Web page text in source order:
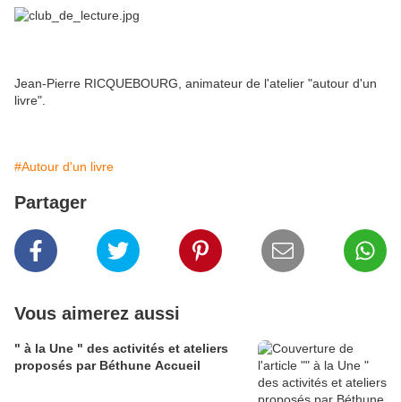
Jean-Pierre RICQUEBOURG, animateur de l'atelier "autour d'un
livre".
#Autour d'un livre
Partager
Vous aimerez aussi
" à la Une " des activités et ateliers
proposés par Béthune Accueil